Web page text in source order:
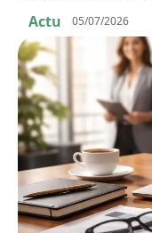
Actu 05/07/2026